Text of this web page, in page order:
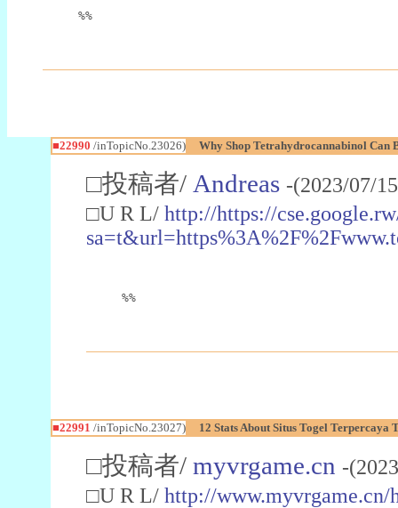
%%
■22990 /inTopicNo.23026) Why Shop Tetrahydrocannabinol Can
□投稿者/ Andreas -(2023/07/
□U R L/ http://https://
%%
■22991 /inTopicNo.23027) 12 Stats About Situs Togel Terpercaya
□投稿者/ myvrgame.cn -
□U R L/ http://www.myvrgame.cn/